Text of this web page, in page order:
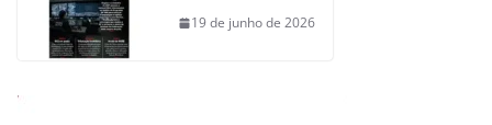
19 de junho de 2026